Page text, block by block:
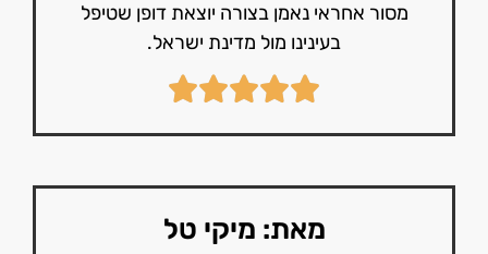
מסור אחראי נאמן בצורה יוצאת דופן שטיפל
בעינינו מול מדינת ישראל.
מאת: מיקי טל